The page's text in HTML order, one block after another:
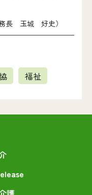
長 玉城 好史）
福祉